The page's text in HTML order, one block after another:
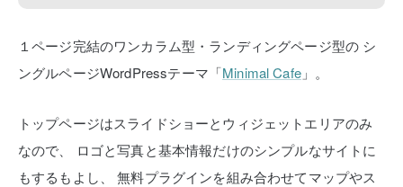
１ページ完結のワンカラム型・ランディングページ型の シ
ングルページWordPressテーマ「Minimal Cafe」。
トップページはスライドショーとウィジェットエリアのみ
なので、
ロゴと写真と基本情報だけのシンプルなサイトに
もするもよし、
無料プラグインを組み合わせてマップやス